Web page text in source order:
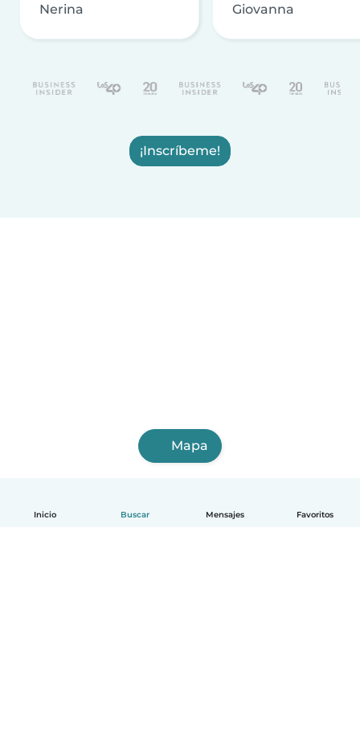
Inicio Buscar Mensajes Favoritos
Nerina Giovanna
¡Inscríbeme!
Mapa